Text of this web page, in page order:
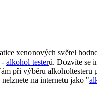
xenonových světel
- alkohol testerů. Dozvíte se
při výběru alkoholtesteru
na internetu jako "